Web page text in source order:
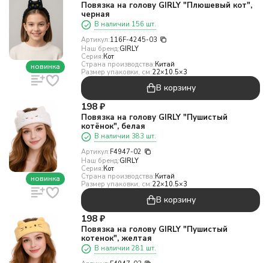
новинка
Повязка на голову GIRLY "Плюшевый кот",
черная
В наличии 156 шт.
Артикул:116F-4245-03
Наш бренд:GIRLY
Серия:Кот
Страна производства:Китай
Размер упаковки, см:22×10.5×3
В корзину
новинка
198 ₽
Повязка на голову GIRLY "Пушистый
котёнок", белая
В наличии 383 шт.
Артикул:F4947-02
Наш бренд:GIRLY
Серия:Кот
Страна производства:Китай
Размер упаковки, см:22×10.5×3
В корзину
198 ₽
Повязка на голову GIRLY "Пушистый
котенок", желтая
В наличии 281 шт.